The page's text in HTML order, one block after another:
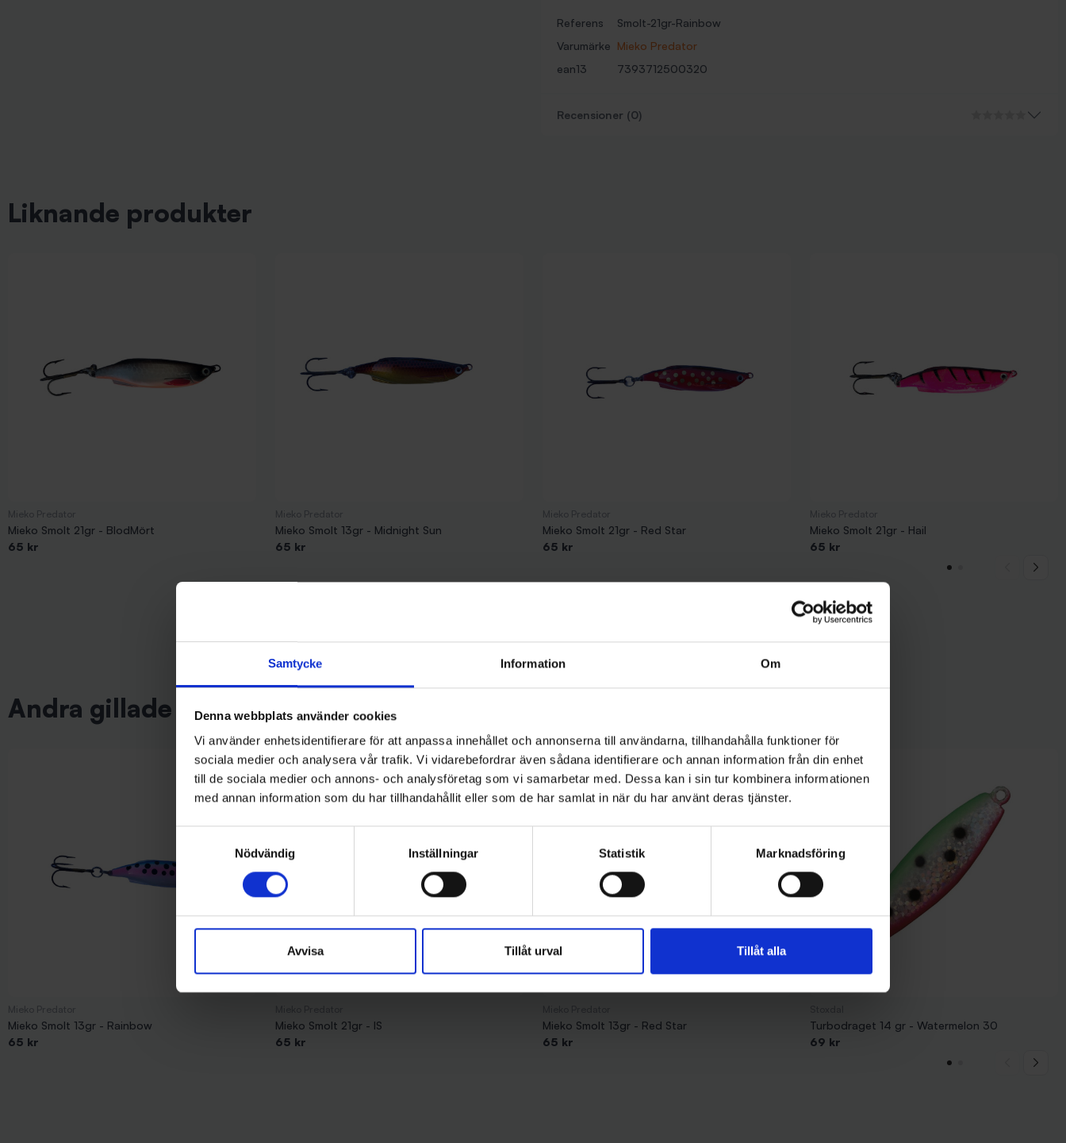
Samtycke Information Om
Denna webbplats använder cookies
Vi använder enhetsidentifierare för att anpassa innehållet och annonserna till användarna, tillhandahålla funktioner för
sociala medier och analysera vår trafik. Vi vidarebefordrar även sådana identifierare och annan information från din enhet
till de sociala medier och annons- och analysföretag som vi samarbetar med. Dessa kan i sin tur kombinera informationen
med annan information som du har tillhandahållit eller som de har samlat in när du har använt deras tjänster.
Nödvändig
Inställningar Statistik Marknadsföring
Avvisa Tillåt urval Tillåt alla
Referens
Smolt-21gr-Rainbow
Varumärke Mieko Predator
ean13
7393712500320
Recensioner (0)
Liknande produkter
Mieko Smolt 21gr - BlodMört
65 kr
Mieko Smolt 13gr - Midnight Sun
65 kr
Mieko Smolt 21gr - Red Star
65 kr
Mieko Smolt 21gr - Hail
65 kr
Andra gillade även
Mieko Smolt 13gr - Rainbow
65 kr
Mieko Smolt 21gr - IS
65 kr
Mieko Smolt 13gr - Red Star
65 kr
Turbodraget 14 gr - Watermelon 30
69 kr